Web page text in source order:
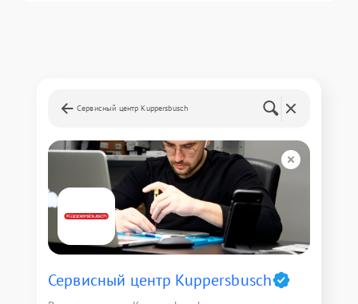
Сервисный центр Kuppersbusch
Сервисный центр Kuppersbusch